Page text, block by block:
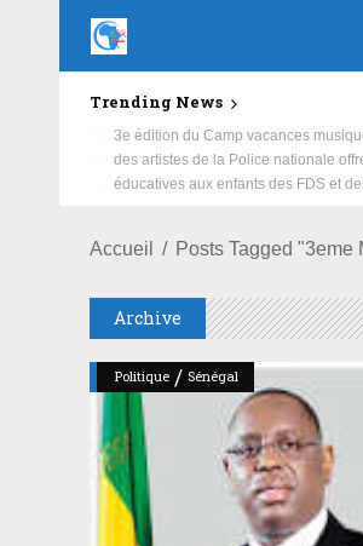
Trending News
Education : la fédération de la Russie
écoles primaire et collège du Camp
Aboubacar Sangoulé Lamizana
Accueil Posts Tagged "3eme
Archive
Politique / Sénégal